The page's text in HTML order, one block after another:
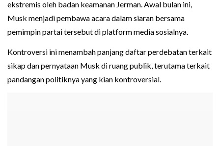
ekstremis oleh badan keamanan Jerman. Awal bulan ini,
Musk menjadi pembawa acara dalam siaran bersama
pemimpin partai tersebut di platform media sosialnya.
Kontroversi ini menambah panjang daftar perdebatan terkait
sikap dan pernyataan Musk di ruang publik, terutama terkait
pandangan politiknya yang kian kontroversial.